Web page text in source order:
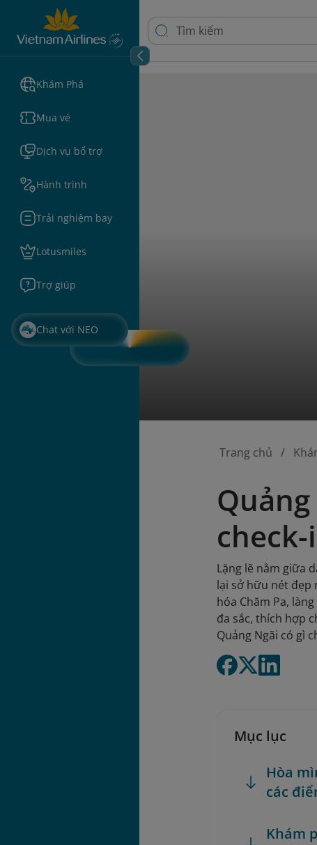
Khám Phá
Mua vé
Dịch vụ bổ trợ
Hành trình
Trải nghiệm bay
Lotusmiles
Trợ giúp
Chat với NEO
Trang chủ
Lặng lẽ nằm giữa
lại sở hữu nét đẹp
hóa Chăm Pa,
đa sắc, thích hợp
Quảng Ngãi có gì
Mục lục
Hòa
các
Khám